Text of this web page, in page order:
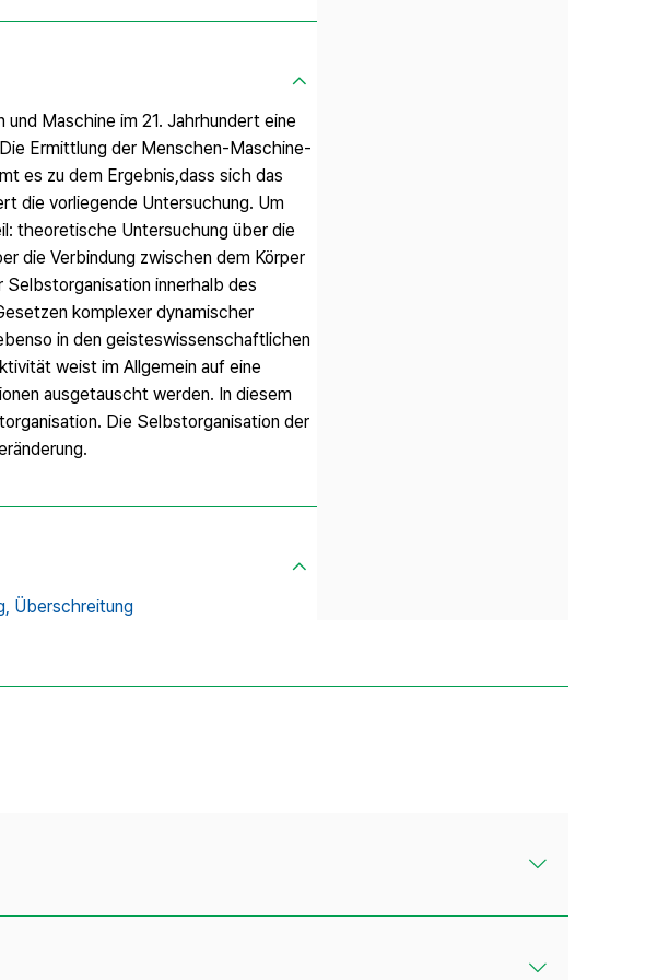
Maschine im 21. Jahrhundert eine
Ermittlung der Menschen-Maschine-
es zu dem Ergebnis,dass sich das
die vorliegende Untersuchung. Um
theoretische Untersuchung über die
die Verbindung zwischen dem Körper
innerhalb des
komplexer dynamischer
in den geisteswissenschaftlichen
weist im Allgemein auf eine
ausgetauscht werden. In diesem
Die Selbstorganisation der
Überschreitung